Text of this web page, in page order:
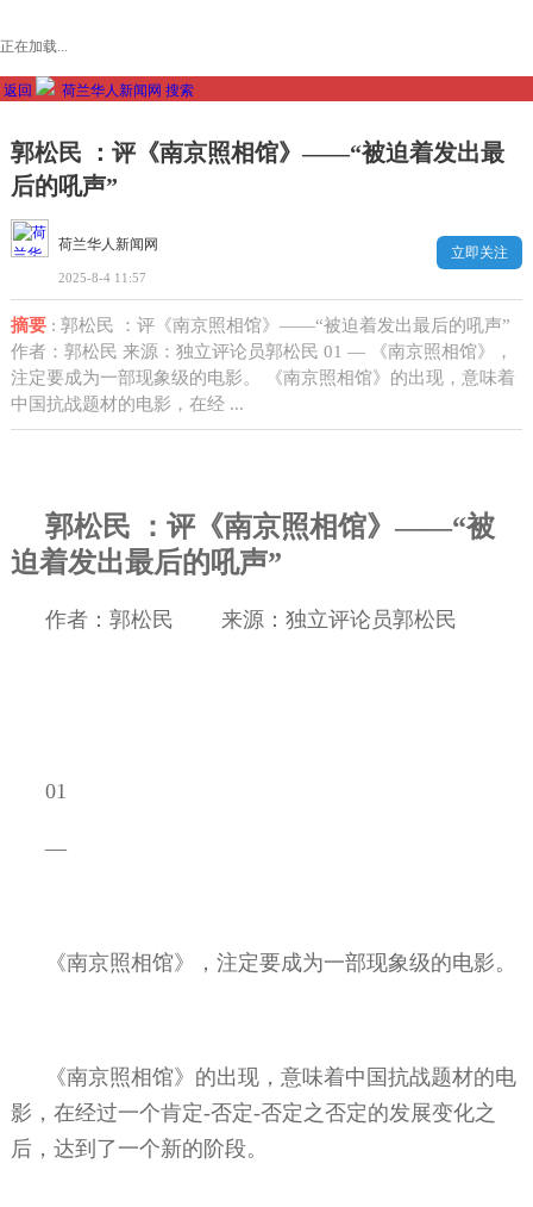
正在加载...
返回 荷兰华人新闻网 搜索
郭松民 ：评《南京照相馆》——“被迫着发出最
后的吼声”
荷兰华人新闻网
2025-8-4 11:57
立即关注
摘要: 郭松民 ：评《南京照相馆》——“被迫着发出最后的吼声”
作者：郭松民 来源：独立评论员郭松民 01 — 《南京照相馆》，
注定要成为一部现象级的电影。 《南京照相馆》的出现，意味着
中国抗战题材的电影，在经 ...
郭松民
：评《南京照相馆》——“被
迫着发出最后的吼声”
作者：郭松民 来源：独立评论员郭松民
01
—
《南京照相馆》，注定要成为一部现象级的电影。
《南京照相馆》的出现，意味着中国抗战题材的电
影，在经过一个肯定-否定-否定之否定的发展变化之
后，达到了一个新的阶段。